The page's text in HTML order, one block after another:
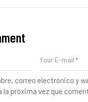
correo electrónico y
la próxima vez que